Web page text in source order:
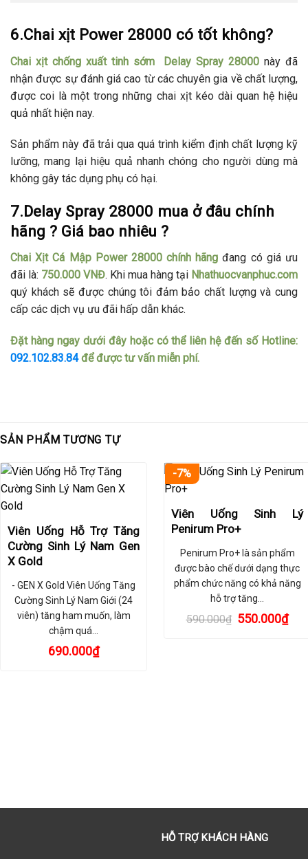
6.Chai xịt Power 28000 có tốt không?
Chai xịt chống xuất tinh sớm Delay Spray 28000 này đã
nhận được sự đánh giá cao từ các chuyên gia về chất lượng,
được coi là một trong những chai xịt kéo dài quan hệ hiệu
quả nhất hiện nay.
Sản phẩm này đã trải qua quá trình kiểm định chất lượng kỹ
lưỡng, mang lại hiệu quả nhanh chóng cho người dùng mà
không gây tác dụng phụ có hại.
7.Delay Spray 28000 mua ở đâu chính
hãng ? Giá bao nhiêu ?
Chai Xịt Cá Mập Power 28000 chính hãng đang có giá ưu
đãi là: 750.000 VNĐ. Khi mua hàng tại Nhathuocvanphuc.com
quý khách sẽ được chúng tôi đảm bảo chất lượng và cung
cấp các dịch vụ ưu đãi hấp dẫn khác.
Đặt hàng ngay dưới đây hoặc có thể liên hệ đến số Hotline:
092.102.83.84 để được tư vấn miễn phí.
SẢN PHẨM TƯƠNG TỰ
Viên Uống Hỗ Trợ Tăng
Cường Sinh Lý Nam Gen
X Gold
- GEN X Gold Viên Uống Tăng
Cường Sinh Lý Nam Giới (24
viên) tăng ham muốn, làm
chậm quá…
690.000₫
-7%
Viên Uống Sinh Lý
Penirum Pro+
Penirum Pro+ là sản phẩm
được bào chế dưới dạng thực
phẩm chức năng có khả năng
hỗ trợ tăng…
590.000₫ Giá
550.000₫Giá
HỖ TRỢ KHÁCH HÀNG